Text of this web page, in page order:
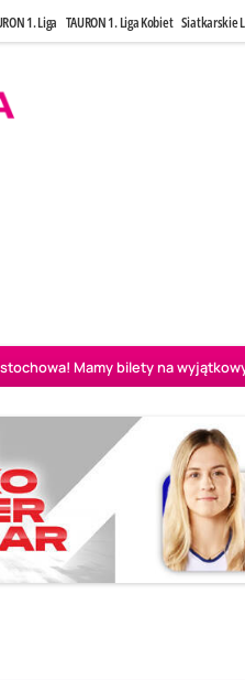
1. Liga TAURON 1. Liga Kobiet Siatkarskie
Mamy bilety na